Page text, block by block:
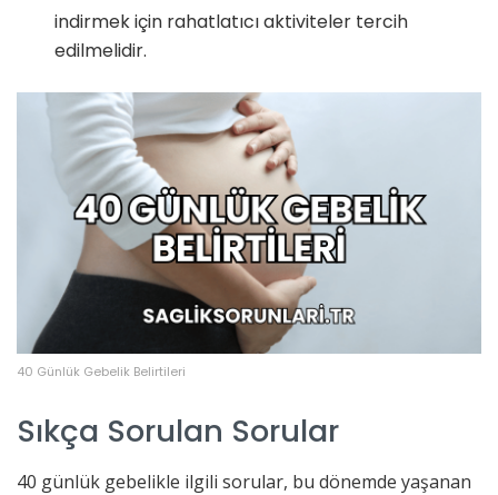
indirmek için rahatlatıcı aktiviteler tercih
edilmelidir.
40 Günlük Gebelik Belirtileri
Sıkça Sorulan Sorular
40 günlük gebelikle ilgili sorular, bu dönemde yaşanan